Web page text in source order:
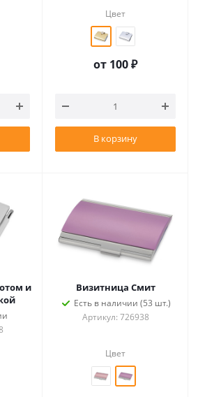
Цвет
от 100 ₽
В корзину
и
Визитница Смит
Есть в наличии (53 шт.)
Артикул: 726938
Цвет